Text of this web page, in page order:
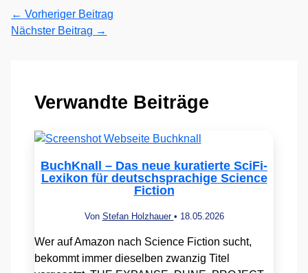
← Vorheriger Beitrag
Nächster Beitrag →
Verwandte Beiträge
BuchKnall – Das neue kuratierte SciFi-
Lexikon für deutschsprachige Science
Fiction
Von Stefan Holzhauer • 18.05.2026
Wer auf Amazon nach Science Fiction sucht,
bekommt immer dieselben zwanzig Titel